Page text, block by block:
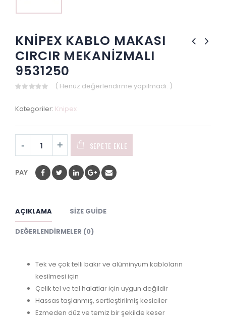
KNİPEX KABLO MAKASI
CIRCIR MEKANİZMALI
9531250
of
( Henüz değerlendirme yapılmadı. )
Kategoriler: Knipex
SEPETE EKLE
PAY
AÇIKLAMA SIZE GUIDE
DEĞERLENDIRMELER (0)
Tek ve çok telli bakır ve alüminyum kabloların
kesilmesi için
Çelik tel ve tel halatlar için uygun değildir
Hassas taşlanmış, sertleştirilmiş kesiciler
Ezmeden düz ve temiz bir şekilde keser